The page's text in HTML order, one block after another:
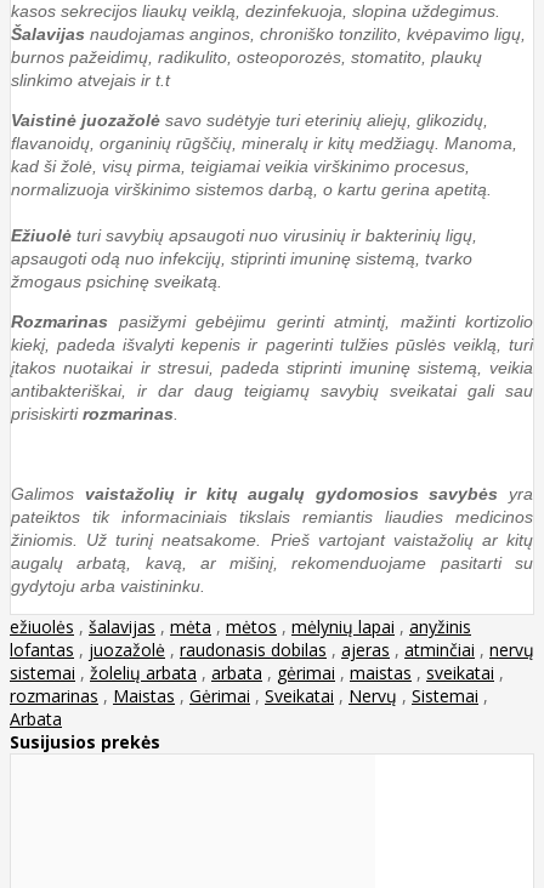
kasos sekrecijos liaukų veiklą, dezinfekuoja, slopina uždegimus.
Šalavijas naudojamas anginos, chroniško tonzilito, kvėpavimo ligų,
burnos pažeidimų, radikulito, osteoporozės, stomatito, plaukų
slinkimo atvejais ir t.t
Vaistinė juozažolė savo sudėtyje turi eterinių aliejų, glikozidų,
flavanoidų, organinių rūgščių, mineralų ir kitų medžiagų. Manoma,
kad ši žolė, visų pirma, teigiamai veikia virškinimo procesus,
normalizuoja virškinimo sistemos darbą, o kartu gerina apetitą.
Ežiuolė turi savybių apsaugoti nuo virusinių ir bakterinių ligų,
apsaugoti odą nuo infekcijų, stiprinti imuninę sistemą, tvarko
žmogaus psichinę sveikatą.
Rozmarinas pasižymi gebėjimu gerinti atmintį, mažinti kortizolio
kiekį, padeda išvalyti kepenis ir pagerinti tulžies pūslės veiklą, turi
įtakos nuotaikai ir stresui, padeda stiprinti imuninę sistemą, veikia
antibakteriškai, ir dar daug teigiamų savybių sveikatai gali sau
prisiskirtirozmarinas
Galimos vaistažolių ir kitų augalų gydomosios savybės yra
pateiktos tik informaciniais tikslais remiantis liaudies medicinos
žiniomis. Už turinį neatsakome. Prieš vartojant vaistažolių ar kitų
augalų arbatą, kavą, ar mišinį, rekomenduojame pasitarti su
gydytoju arba vaistininku.
ežiuolės , šalavijas , mėta , mėtos , mėlynių lapai , anyžinis
lofantas , juozažolė , raudonasis dobilas , ajeras , atminčiai , nervų
sistemai , žolelių arbata , arbata , gėrimai , maistas , sveikatai ,
rozmarinas , Maistas , Gėrimai , Sveikatai , Nervų , Sistemai ,
Arbata
Susijusios prekės